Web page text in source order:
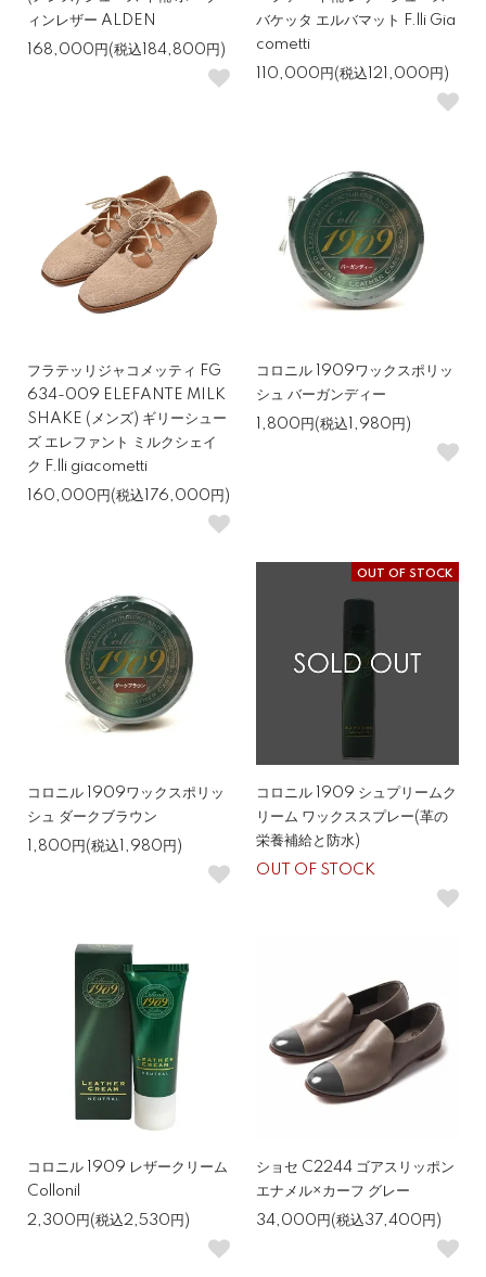
ィンレザー ALDEN
168,000円(税込184,800円)
バケッタ エルバマット F.lli Gia
cometti
110,000円(税込121,000円)
フラテッリジャコメッティ FG
634-009 ELEFANTE MILK
SHAKE (メンズ) ギリーシュー
ズ エレファント ミルクシェイ
ク F.lli giacometti
160,000円(税込176,000円)
コロニル 1909ワックスポリッ
シュ バーガンディー
1,800円(税込1,980円)
コロニル 1909ワックスポリッ
シュ ダークブラウン
1,800円(税込1,980円)
OUT OF STOCK
コロニル 1909 シュプリームク
リーム ワックススプレー(革の
栄養補給と防水)
OUT OF STOCK
コロニル 1909 レザークリーム
Collonil
2,300円(税込2,530円)
ショセ C2244 ゴアスリッポン
エナメル×カーフ グレー
34,000円(税込37,400円)